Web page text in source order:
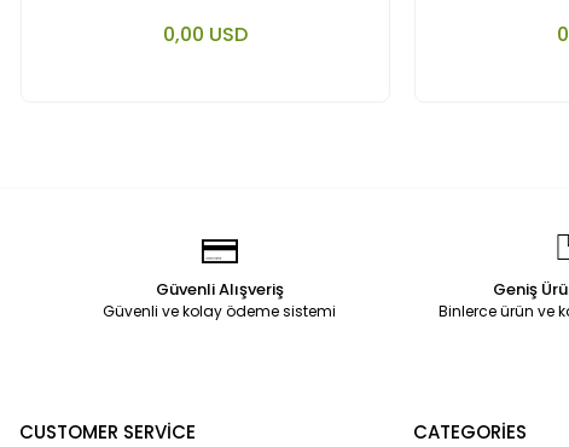
0,00 USD
Güvenli Alışveriş
Güvenli ve kolay ödeme sistemi
Geniş
Binlerce ürün ve
CUSTOMER SERVİCE CATEGORİES